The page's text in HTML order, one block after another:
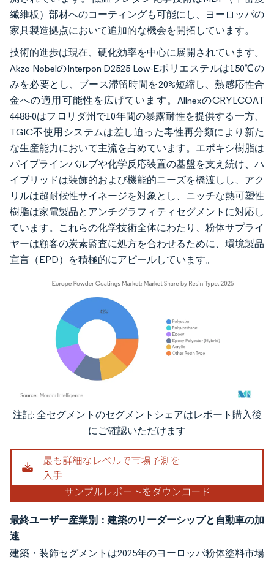
繊維板）部材へのコーティングも可能にし、ヨーロッパの
家具製造拠点において追加的な機会を開拓しています。
技術的進歩は現在、硬化効率を中心に展開されています。
Akzo NobelのInterpon D2525 Low-Eポリエステルは150℃の
みを必要とし、ブース滞留時間を20%短縮し、熱感応性合
金への適用可能性を広げています。AllnexのCRYLCOAT
4488-0はフロリダ州で10年間の暴露耐性を提供する一方、
TGIC不使用システムは差し迫った毒性再分類により新た
な生産能力において主流を占めています。エポキシ樹脂は
パイプラインバルブや化学反応装置の基盤を支え続け、ハ
イブリッドは装飾的および機能的ニーズを橋渡しし、アク
リルは超耐候性サイネージを対象とし、ニッチな熱可塑性
樹脂は家電製品とアンチグラフィティセグメントに対応し
ています。これらの化学技術全体にわたり、粉体サプライ
ヤーは顧客の炭素監査に処方を合わせるために、環境製品
宣言（EPD）を積極的にアピールしています。
画像 © Mordor Intelligence。再利用にはCC BY 4.0の表示が必要です。
注記: 全セグメントのセグメントシェアはレポート購入後
にご確認いただけます
最終ユーザー産業別：建築のリーダーシップと自動車の加
速
建築・装飾セグメントは2025年のヨーロッパ粉体塗料市場